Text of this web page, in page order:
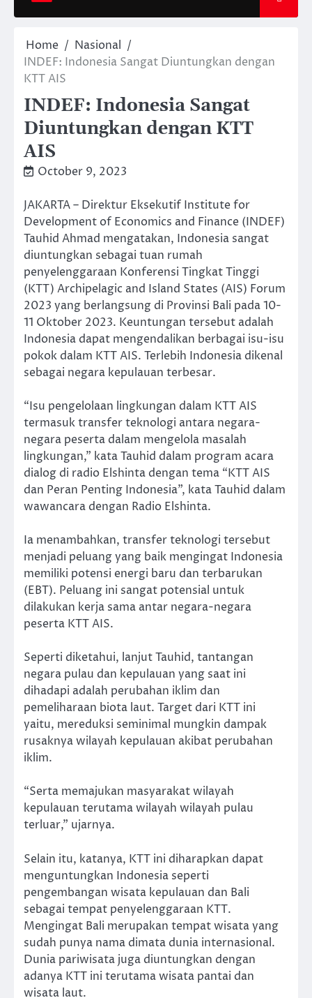
Home
Nasional
INDEF: Indonesia Sangat Diuntungkan dengan
KTT AIS
INDEF: Indonesia Sangat
Diuntungkan dengan KTT
AIS
October 9, 2023
JAKARTA – Direktur Eksekutif Institute for
Development of Economics and Finance (INDEF)
Tauhid Ahmad mengatakan, Indonesia sangat
diuntungkan sebagai tuan rumah
penyelenggaraan Konferensi Tingkat Tinggi
(KTT) Archipelagic and Island States (AIS) Forum
2023 yang berlangsung di Provinsi Bali pada 10-
11 Oktober 2023. Keuntungan tersebut adalah
Indonesia dapat mengendalikan berbagai isu-isu
pokok dalam KTT AIS. Terlebih Indonesia dikenal
sebagai negara kepulauan terbesar.
“Isu pengelolaan lingkungan dalam KTT AIS
termasuk transfer teknologi antara negara-
negara peserta dalam mengelola masalah
lingkungan,” kata Tauhid dalam program acara
dialog di radio Elshinta dengan tema “KTT AIS
dan Peran Penting Indonesia”, kata Tauhid dalam
wawancara dengan Radio Elshinta.
Ia menambahkan, transfer teknologi tersebut
menjadi peluang yang baik mengingat Indonesia
memiliki potensi energi baru dan terbarukan
(EBT). Peluang ini sangat potensial untuk
dilakukan kerja sama antar negara-negara
peserta KTT AIS.
Seperti diketahui, lanjut Tauhid, tantangan
negara pulau dan kepulauan yang saat ini
dihadapi adalah perubahan iklim dan
pemeliharaan biota laut. Target dari KTT ini
yaitu, mereduksi seminimal mungkin dampak
rusaknya wilayah kepulauan akibat perubahan
iklim.
“Serta memajukan masyarakat wilayah
kepulauan terutama wilayah wilayah pulau
terluar,” ujarnya.
Selain itu, katanya, KTT ini diharapkan dapat
menguntungkan Indonesia seperti
pengembangan wisata kepulauan dan Bali
sebagai tempat penyelenggaraan KTT.
Mengingat Bali merupakan tempat wisata yang
sudah punya nama dimata dunia internasional.
Dunia pariwisata juga diuntungkan dengan
adanya KTT ini terutama wisata pantai dan
wisata laut.